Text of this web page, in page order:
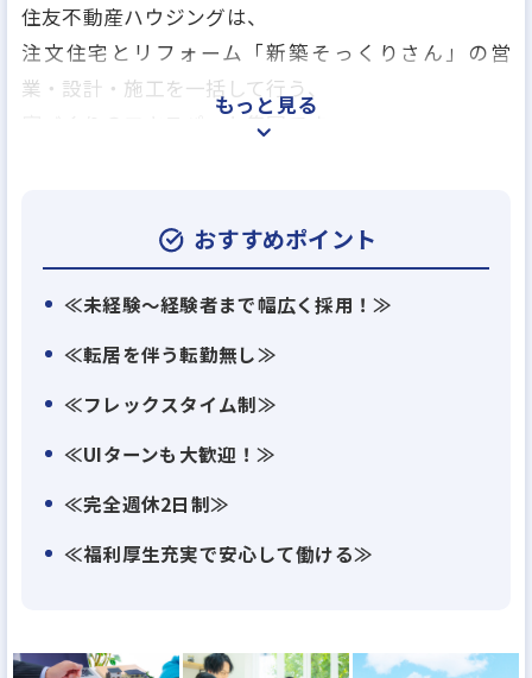
住友不動産ハウジングは、
注文住宅とリフォーム「新築そっくりさん」の営
業・設計・施工を一括して行う、
家づくりのエキスパート集団です。
「そこに住まう人の暮らし」の向上を目指して、
住友不動産本体から知識豊富な営業社員と技術者を
住友不動産ハウジングならではの、木造軸組工法に
よる自由度の高い住宅設計。
高気密・高断熱を追求する施工技術。
住宅には、まだまだ挑戦できる余地があります。
で、独自の給与制度と人事評価制度を持ち、
もっと見る
おすすめポイント
≪未経験～経験者まで幅広く採用！≫
≪転居を伴う転勤無し≫
≪フレックスタイム制≫
≪UIターンも大歓迎！≫
≪完全週休2日制≫
≪福利厚生充実で安心して働ける≫